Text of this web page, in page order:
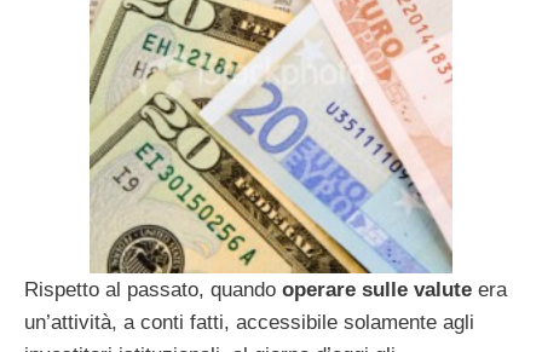
Rispetto al passato, quando operare sulle valute era
un’attività, a conti fatti, accessibile solamente agli